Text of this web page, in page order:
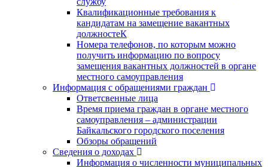
Квалификационные требования к
кандидатам на замещение вакантных
должностеК
Номера телефонов, по которым можно
получить информацию по вопросу
замещения вакантных должностей в органе
местного самоуправления
Информация с обращениями граждан
Ответсвенные лица
Время приема граждан в органе местного
самоуправления – администрации
Байкальского городского поселения
Обзоры обращений
Сведения о доходах
Информация о численности муниципальных